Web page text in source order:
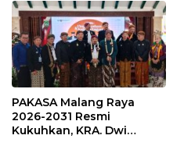
PAKASA Malang Raya
2026-2031 Resmi
Kukuhkan, KRA. Dwi